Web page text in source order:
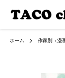
ホーム 作家別（漫